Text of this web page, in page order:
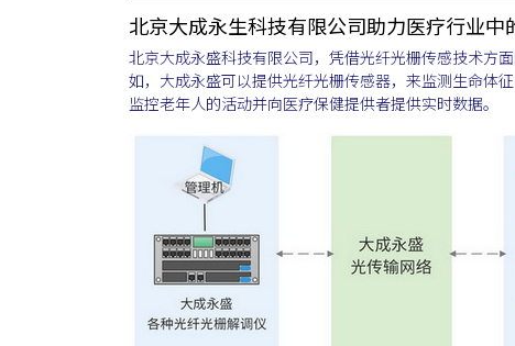
北京大成永生科技有限公司助力医疗行业中
北京大成永盛科技有限公司，凭借光纤光栅传感技术方
如，大成永盛可以提供光纤光栅传感器，来监测生命体
监控老年人的活动并向医疗保健提供者提供实时数据。